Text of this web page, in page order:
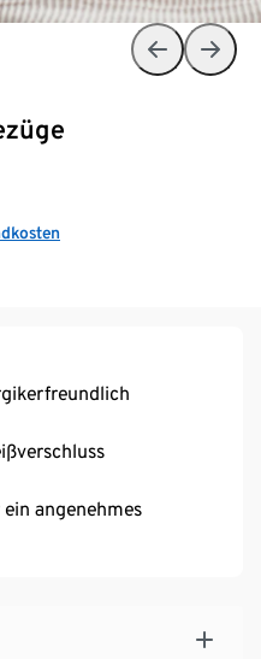
angenehmes